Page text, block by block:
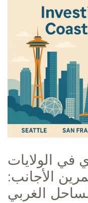
في الولايات
الأجانب:
الغربي